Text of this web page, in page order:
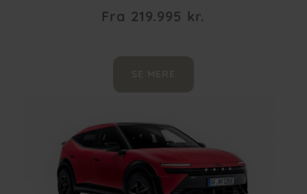
Fra 219.995 kr.